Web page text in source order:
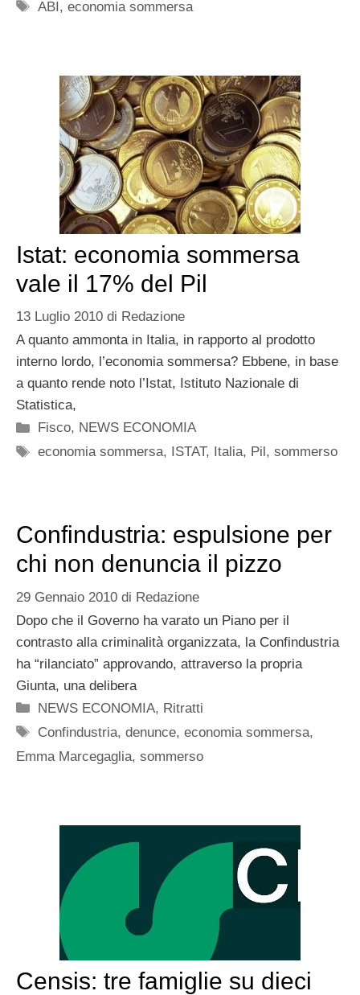
Tag
ABI,economia sommersa
Istat: economia sommersa
vale il 17% del Pil
13 Luglio 2010 di Redazione
A quanto ammonta in Italia, in rapporto al prodotto
interno lordo, l’economia sommersa? Ebbene, in base
a quanto rende noto l’Istat, Istituto Nazionale di
Statistica,
Categorie
Fisco, NEWS ECONOMIA
Tag
economia sommersa, ISTAT, Italia, Pil ,sommerso
Confindustria: espulsione per
chi non denuncia il pizzo
29 Gennaio 2010 di Redazione
Dopo che il Governo ha varato un Piano per il
contrasto alla criminalità organizzata, la Confindustria
ha “rilanciato” approvando, attraverso la propria
Giunta, una delibera
Categorie
NEWS ECONOMIA, Ritratti
Tag
Confindustria,denunce,economia sommersa,
Emma Marcegaglia, sommerso
Censis: tre famiglie su dieci